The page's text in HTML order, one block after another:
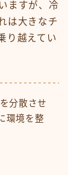
ますが、冷
は大きなチ
り越えてい
分散させ
環境を整